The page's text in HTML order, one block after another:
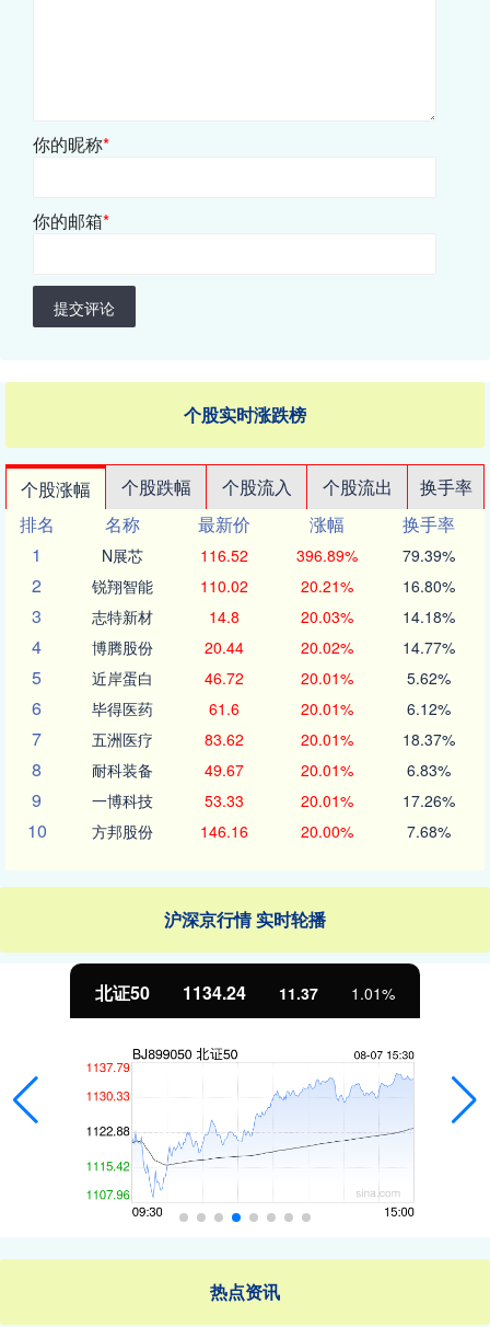
你的昵称*
你的邮箱*
提交评论
个股实时涨跌榜
个股涨幅 个股跌幅 个股流入 个股流出
换手率
排名
名称 最新价 涨幅
换手率
1
N展芯 116.52 396.89% 79.39%
2 锐翔智能 110.02 20.21% 16.80%
3 志特新材 14.8 20.03% 14.18%
4 博腾股份 20.44 20.02% 14.77%
5 近岸蛋白 46.72 20.01% 5.62%
6 毕得医药 61.6 20.01% 6.12%
7 五洲医疗 83.62 20.01% 18.37%
8 耐科装备 49.67 20.01% 6.83%
9 一博科技 53.33 20.01% 17.26%
10 方邦股份 146.16 20.00% 7.68%
沪深京行情 实时轮播
北证50 1134.24 11.37 1.01%
热点资讯